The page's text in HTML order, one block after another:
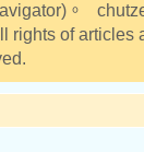
。
rights of articles